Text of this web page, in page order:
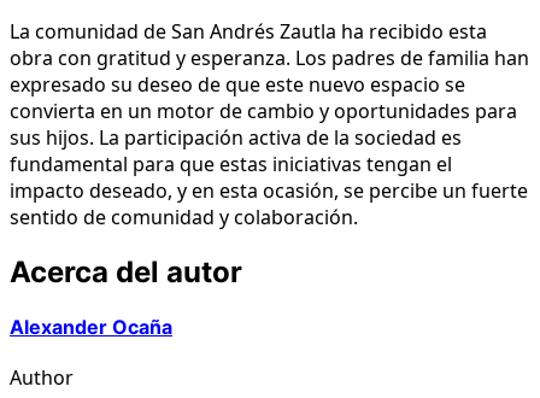
La comunidad de San Andrés Zautla ha recibido esta
obra con gratitud y esperanza. Los padres de familia han
expresado su deseo de que este nuevo espacio se
convierta en un motor de cambio y oportunidades para
sus hijos. La participación activa de la sociedad es
fundamental para que estas iniciativas tengan el
impacto deseado, y en esta ocasión, se percibe un fuerte
sentido de comunidad y colaboración.
Acerca del autor
Alexander Ocaña
Author